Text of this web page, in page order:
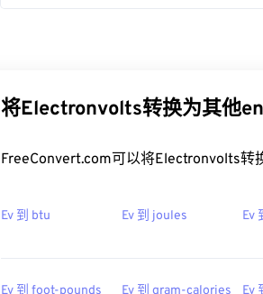
将Electronvolts转换为其他
FreeConvert.com可以将Electronvolts转
Ev 到 btu Ev 到 joules Ev
Ev 到 foot-pounds Ev 到 gram-calories Ev